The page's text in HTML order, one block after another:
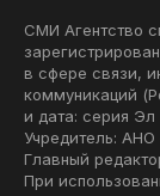
СМИ Агентство
в сфере связи,
коммуникаций
и дата: серия
Учредитель:
Главный
При